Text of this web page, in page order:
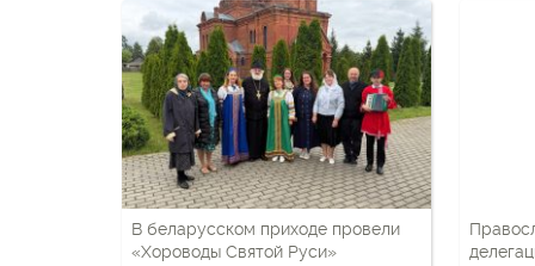
В беларусском приходе провели
«Хороводы Святой Руси»